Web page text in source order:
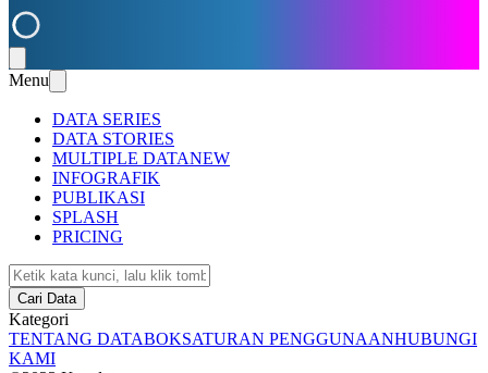
Menu
DATA SERIES
DATA STORIES
MULTIPLE DATANEW
INFOGRAFIK
PUBLIKASI
SPLASH
PRICING
Cari Data
Kategori
TENTANG DATABOKSATURAN PENGGUNAANHUBUNGI
KAMI